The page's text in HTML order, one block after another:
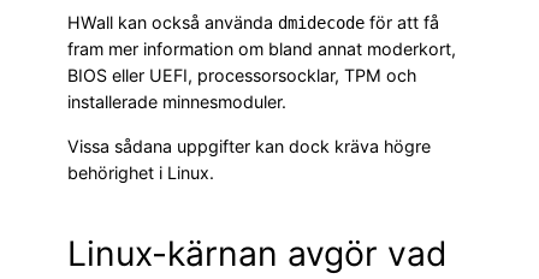
HWall kan också använda dmidecode för att få
fram mer information om bland annat moderkort,
BIOS eller UEFI, processorsocklar, TPM och
installerade minnesmoduler.
Vissa sådana uppgifter kan dock kräva högre
behörighet i Linux.
Linux-kärnan avgör vad